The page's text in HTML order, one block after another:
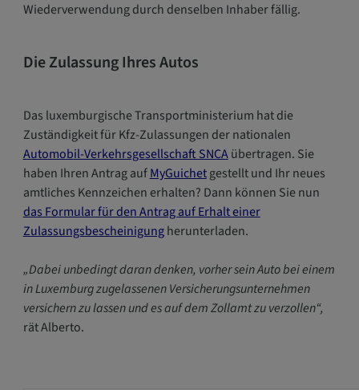
Wiederverwendung durch denselben Inhaber fällig.
Die Zulassung Ihres Autos
Das luxemburgische Transportministerium hat die
Zuständigkeit für Kfz-Zulassungen der nationalen
Automobil-Verkehrsgesellschaft SNCAübertragen. Sie
haben Ihren Antrag aufMyGuichetgestellt und Ihr neues
amtliches Kennzeichen erhalten? Dann können Sie nun
das Formular für den Antrag auf Erhalt einer
Zulassungsbescheinigungherunterladen.
„Dabei unbedingt daran denken, vorher sein Auto bei einem
in Luxemburg zugelassenen Versicherungsunternehmen
versichern zu lassen und es auf dem Zollamt zu verzollen“,
rät Alberto.